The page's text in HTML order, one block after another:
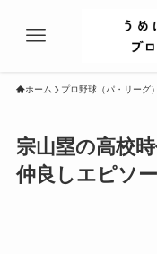
ホーム プロ野球（パ・リーグ）
宗山塁の高校
仲良しエピソ